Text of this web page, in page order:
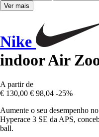
Ver mais
Nike
indoor Air
A partir de
€ 130,00 € 98,04 -25%
Aumente o seu desempenho
Hyperace 3 SE da APS,
ball.